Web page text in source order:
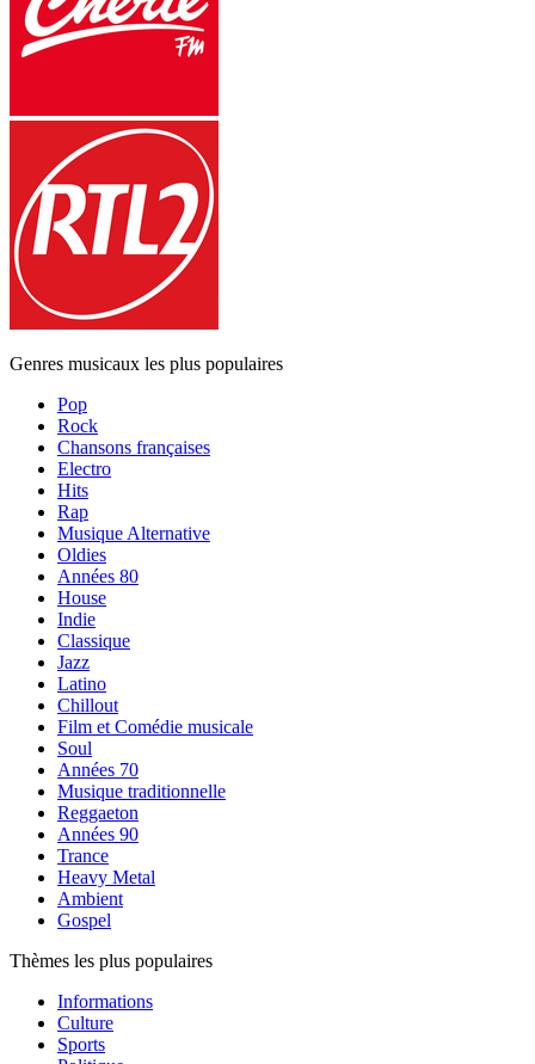
Genres musicaux les plus populaires
Pop
Rock
Chansons françaises
Electro
Hits
Rap
Musique Alternative
Oldies
Années 80
House
Indie
Classique
Jazz
Latino
Chillout
Film et Comédie musicale
Soul
Années 70
Musique traditionnelle
Reggaeton
Années 90
Trance
Heavy Metal
Ambient
Gospel
Thèmes les plus populaires
Informations
Culture
Sports